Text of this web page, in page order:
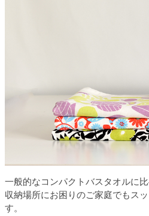
一般的なコンパクトバスタオルに比
収納場所にお困りのご家庭でもス
す。